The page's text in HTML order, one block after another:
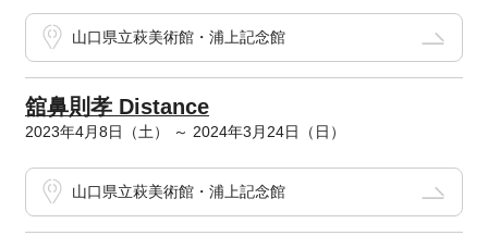
山口県立萩美術館・浦上記念館
舘鼻則孝 Distance
2023年4月8日（土） ～ 2024年3月24日（日）
山口県立萩美術館・浦上記念館